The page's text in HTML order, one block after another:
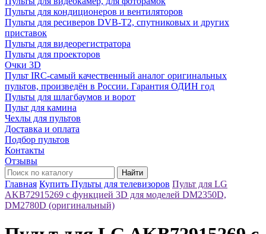
Пульты для кондиционеров и вентиляторов
Пульты для ресиверов DVB-T2, спутниковых и других
приставок
Пульты для видеорегистратора
Пульты для проекторов
Очки 3D
Пульт IRC-самый качественный аналог оригинальных
пультов, произведён в России. Гарантия ОДИН год
Пульты для шлагбаумов и ворот
Пульт для камина
Чехлы для пультов
Доставка и оплата
Подбор пультов
Контакты
Отзывы
Найти
Главная Купить Пульты для телевизоров Пульт для LG
AKB72915269 с функцией 3D для моделей DM2350D,
DM2780D (оригинальный)